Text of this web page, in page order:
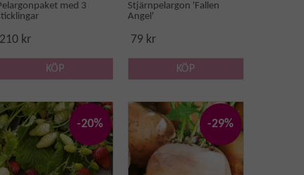
med 3
210 kr
KÖP
Stjärnpelargon 'Fallen
Angel'
79 kr
KÖP
-20% -29%